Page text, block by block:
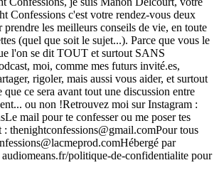
Confessions c'est votre rendez-vous deux
prendre les meilleurs conseils de vie, en toute
(quel que soit le sujet...). Parce que vous le
l'on se dit TOUT et surtout SANS
moi, comme mes futurs invité.es,
rigoler, mais aussi vous aider, et surtout
que ce sera avant tout une discussion entre
ou non !Retrouvez moi sur Instagram :
mail pour te confesser ou me poser tes
: thenightconfessions@gmail.comPour tous
par
politique-de-confidentialite pour